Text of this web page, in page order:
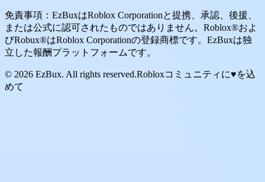
免責事項：EzBuxはRoblox Corporationと提携、承認、後援、
または公式に認可されたものではありません。Roblox®およ
びRobux®はRoblox Corporationの登録商標です。EzBuxは独
立した報酬プラットフォームです。
© 2026 EzBux. All rights reserved.Robloxコミュニティに♥を込
めて